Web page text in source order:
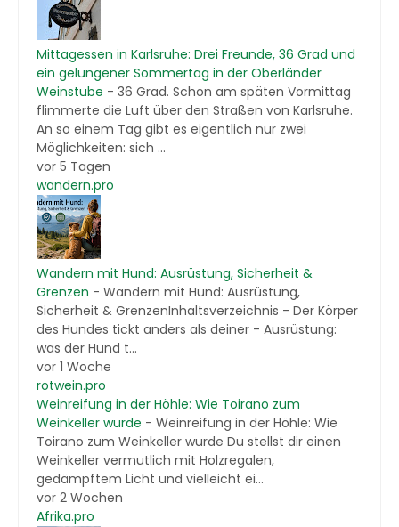
Mittagessen in Karlsruhe: Drei Freunde, 36 Grad und
ein gelungener Sommertag in der Oberländer
Weinstube - 36 Grad. Schon am späten Vormittag
flimmerte die Luft über den Straßen von Karlsruhe.
An so einem Tag gibt es eigentlich nur zwei
Möglichkeiten: sich ...
vor 5 Tagen
wandern.pro
Wandern mit Hund: Ausrüstung, Sicherheit &
Grenzen - Wandern mit Hund: Ausrüstung,
Sicherheit & GrenzenInhaltsverzeichnis - Der Körper
des Hundes tickt anders als deiner - Ausrüstung:
was der Hund t...
vor 1 Woche
rotwein.pro
Weinreifung in der Höhle: Wie Toirano zum
Weinkeller wurde - Weinreifung in der Höhle: Wie
Toirano zum Weinkeller wurde Du stellst dir einen
Weinkeller vermutlich mit Holzregalen,
gedämpftem Licht und vielleicht ei...
vor 2 Wochen
Afrika.pro